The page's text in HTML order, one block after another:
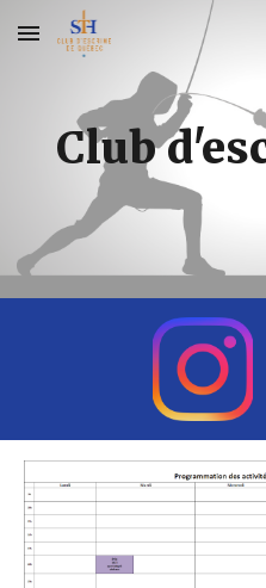
Skip to main content
Club